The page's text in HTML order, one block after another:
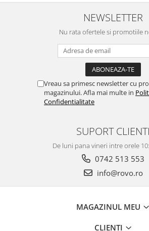
NEWSLETTER
Nu rata ofertele si promotiile
Vreau sa primesc newsletter cu
magazinului. Afla mai multe in
Confidentialitate
SUPORT CLIENTI
De luni pana vineri intre orele
0742 513 553
info@rovo.ro
MAGAZINUL MEU
CLIENTI